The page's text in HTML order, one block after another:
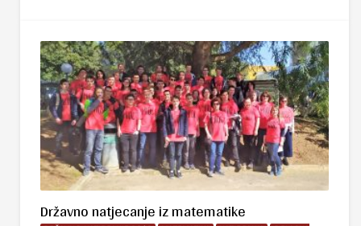
Državno natjecanje iz matematike